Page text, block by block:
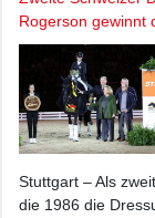
Rogerson gewinnt
Stuttgart – Als
die 1986 die